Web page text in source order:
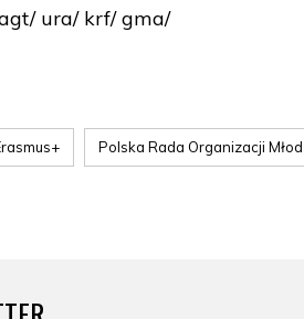
ura/ krf/ gma/
Polska Rada Organizacji